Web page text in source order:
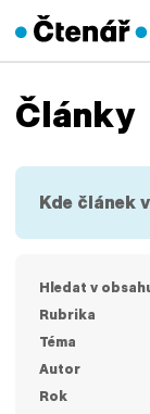
Články
Kde článek
Hledat v
Rubrika
Téma
Autor
Rok